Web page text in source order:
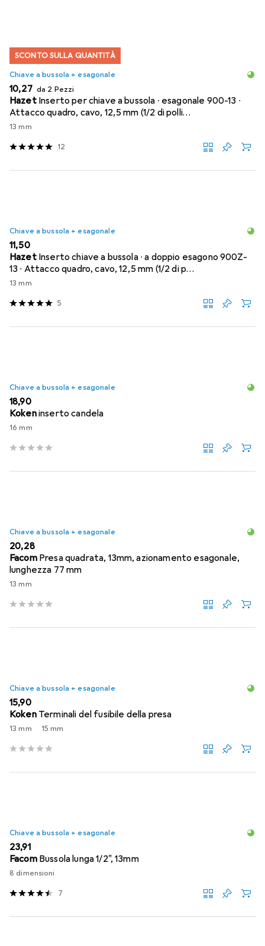
SCONTO SULLA QUANTITÀ
Chiave a bussola + esagonale
EUR
10,27 da 2 Pezzi
Hazet Inserto per chiave a bussola ∙ esagonale 900-13 ∙
Attacco quadro, cavo, 12,5 mm (1/2 di polli…
13 mm
12
Chiave a bussola + esagonale
EUR
11,50
Hazet Inserto chiave a bussola ∙ a doppio esagono 900Z-
13 ∙ Attacco quadro, cavo, 12,5 mm (1/2 di p…
13 mm
5
Chiave a bussola + esagonale
EUR
18,90
Kokeninserto candela
16 mm
Chiave a bussola + esagonale
EUR
20,28
Facom Presa quadrata, 13mm, azionamento esagonale,
lunghezza 77 mm
13 mm
Chiave a bussola + esagonale
EUR
15,90
Koken Terminali del fusibile della presa
13 mm 15 mm
Chiave a bussola + esagonale
EUR
23,91
Facom Bussola lunga 1/2", 13mm
8 dimensioni
7